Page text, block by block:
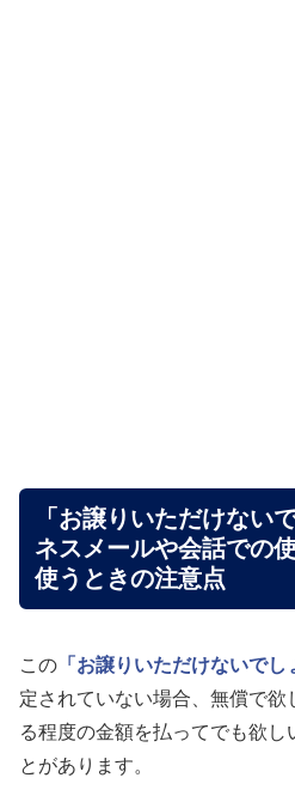
「お譲りいただけない
ネスメールや会話での
使うときの注意点
この 「お譲りいただけないでし
定されていない場合、無償で
る程度の金額を払ってでも欲し
とがあります。